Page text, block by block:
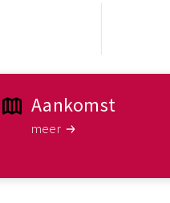
Aankomst
meer